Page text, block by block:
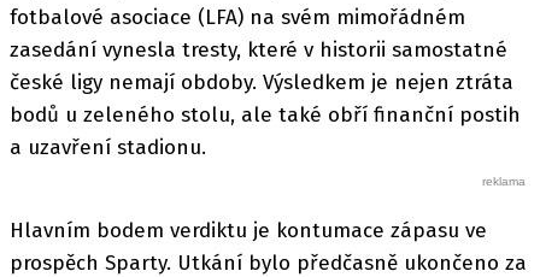
fotbalové asociace (LFA) na svém mimořádném
zasedání vynesla tresty, které v historii samostatné
české ligy nemají obdoby. Výsledkem je nejen ztráta
bodů u zeleného stolu, ale také obří finanční postih
a uzavření stadionu.
Hlavním bodem verdiktu je kontumace zápasu ve
prospěch Sparty. Utkání bylo předčasně ukončeno za